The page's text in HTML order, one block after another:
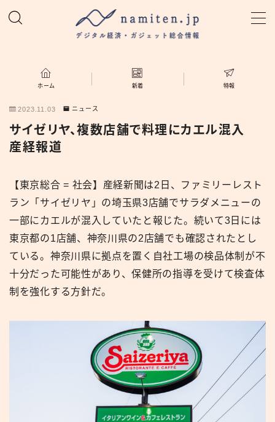
ホーム
新着
namiten.jp
ホーム 新着 特報
2023.11.03 ニュース
サイゼリヤ、複数店舗で料理にカエル混入
産経報道
【東京総合 = 社会】産経新聞は2日、ファミリーレスト
ラン「サイゼリヤ」の埼玉県3店舗でサラダメニューの
一部にカエルが混入していたと報じた。続いて3日には
東京都の1店舗、神奈川県の2店舗でも確認されたとし
ている。神奈川県に拠点を置く自社工場の検品体制が不
十分だった可能性があり、保健所の指導を受けて検査体
制を強化する方針だ。